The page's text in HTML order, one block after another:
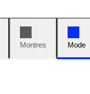
Montres Mode